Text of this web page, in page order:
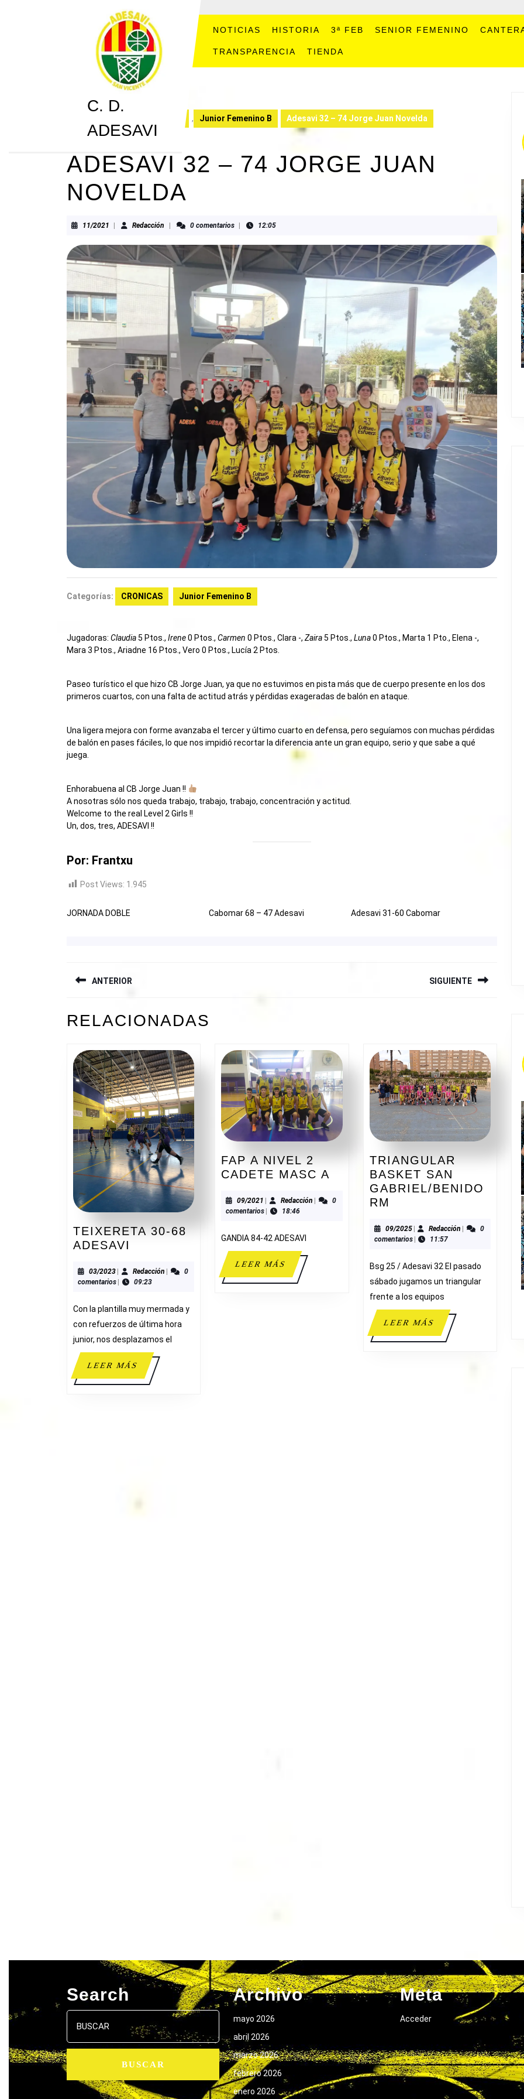
C. D.
ADESAVI
NOTICIAS HISTORIA 3ª FEB SENIOR FEMENINO
TRANSPARENCIA TIENDA
, Junior Femenino B Adesavi 32 – 74 Jorge Juan Novelda
ADESAVI 32 – 74 JORGE JUAN
NOVELDA
11/2021 11/2021Redacción Redacción0 comentarios 12:05
Categorías: CRONICAS Junior Femenino B
Jugadoras: Claudia5 Ptos., Irene0 Ptos., Carmen 0 Ptos., Clara -, Zaira5 Ptos., Luna0 Ptos., Marta 1 Pto., Elena -,
Mara 3 Ptos., Ariadne 16 Ptos., Vero 0 Ptos., Lucía 2 Ptos.
Paseo turístico el que hizo CB Jorge Juan, ya que no estuvimos en pista más que de cuerpo presente en los dos
primeros cuartos, con una falta de actitud atrás y pérdidas exageradas de balón en ataque.
Una ligera mejora con forme avanzaba el tercer y último cuarto en defensa, pero seguíamos con muchas pérdidas
de balón en pases fáciles, lo que nos impidió recortar la diferencia ante un gran equipo, serio y que sabe a qué
juega.
Enhorabuena al CB Jorge Juan !!
A nosotras sólo nos queda trabajo, trabajo, trabajo, concentración y actitud.
Welcome to the real Level 2 Girls !!
Un, dos, tres, ADESAVI !!
Por: Frantxu
Post Views: 1.945
JORNADA DOBLE Cabomar 68 – 47 Adesavi Adesavi 31-60 Cabomar
DE
ENTRADAS
ANTERIOR
anterior:
SIGUIENTE
RELACIONADAS
TEIXERETA 30-68
ADESAVI
68
ADESAVI
03/202303/2023
| RedacciónRedacción
|
0
comentarios | 09:23
Con la plantilla muy mermada y
con refuerzos de última hora
junior, nos desplazamos el
LEER MÁSLEER
MÁS
FAP A NIVEL 2
CADETE MASC A
NIVEL
CADETE
09/2021 09/2021
| Redacción Redacción
|
0
comentarios | 18:46
GANDIA 84-42 ADESAVI
LEER MÁSLEER
MÁS
TRIANGULAR
BASKET SAN
GABRIEL/BENIDO
RM
SAN
GABRIEL/BENIDORM
09/202509/2025Redacción Redacción
0
comentarios
11:57
Bsg 25 / Adesavi 32 El pasado
sábado jugamos un triangular
frente a los equipos
LEER MÁSLEER
MÁS
Search
Buscar:
Archivo
mayo 2026
abril 2026
marzo 2026
febrero 2026
enero 2026
Meta
Acceder